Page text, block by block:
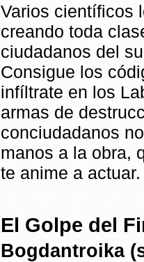
Varios científicos
creando toda
ciudadanos del
Consigue los
infíltrate en los
armas de
conciudadanos
manos a la obra,
te anime a actuar.
El Golpe del
Bogdantroika